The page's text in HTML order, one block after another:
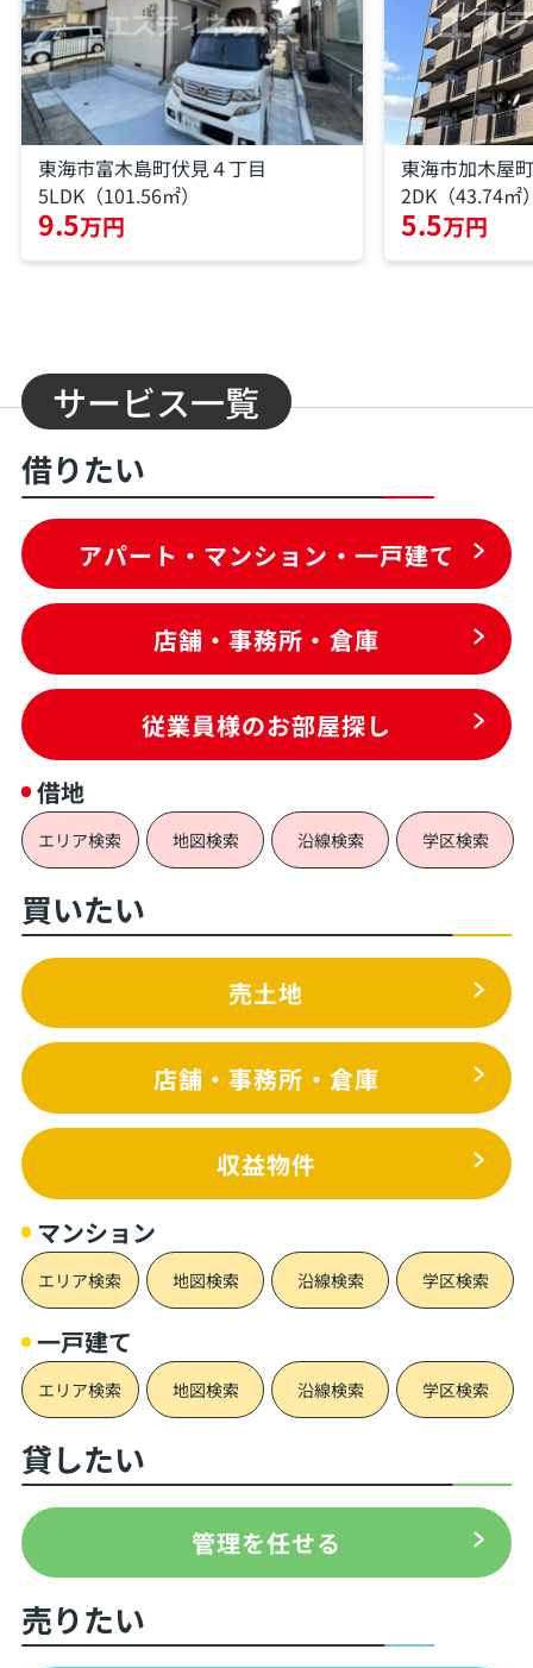
東海市富木島町伏見４丁目
5LDK（101.56㎡）
9.5万円
東海市加木屋
2DK（43.74㎡
5.5万円
サービス一覧
借りたい
アパート・マンション・一戸建て
店舗・事務所・倉庫
従業員様のお部屋探し
借地
エリア検索 地図検索 沿線検索 学区検索
買いたい
売土地
店舗・事務所・倉庫
収益物件
マンション
エリア検索 地図検索 沿線検索 学区検索
一戸建て
エリア検索 地図検索 沿線検索 学区検索
貸したい
管理を任せる
売りたい